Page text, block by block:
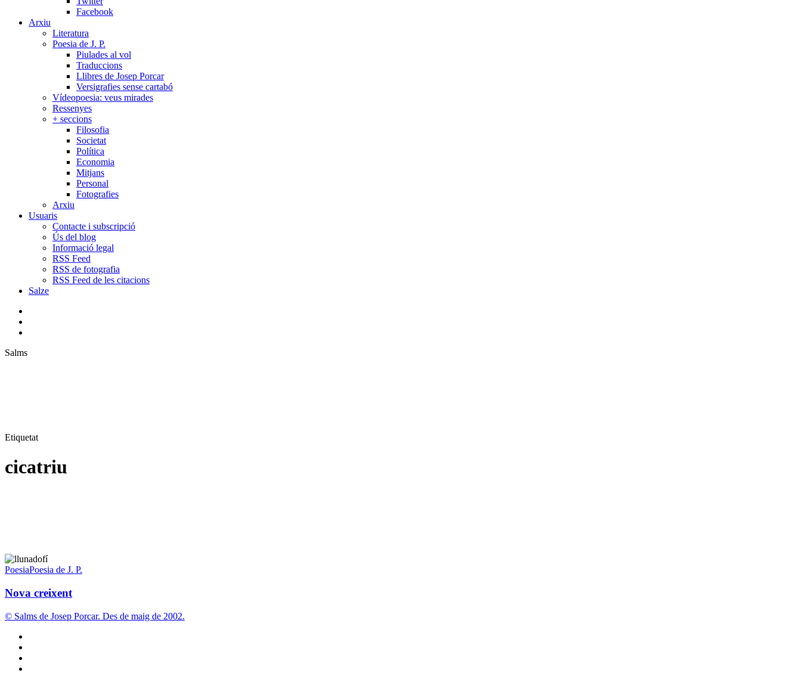
Facebook
Arxiu
Literatura
Poesia de J. P.
Piulades al vol
Traduccions
Llibres de Josep Porcar
Versigrafies sense cartabó
Vídeopoesia: veus mirades
Ressenyes
+ seccions
Filosofia
Societat
Política
Economia
Mitjans
Personal
Fotografies
Arxiu
Usuaris
Contacte i subscripció
Ús del blog
Informació legal
RSS Feed
RSS de fotografia
RSS Feed de les citacions
Salze
Salms
Etiquetat
cicatriu
Nova
creixent
PoesiaPoesia de J. P.
Nova creixent
© Salms de Josep Porcar. Des de maig de 2002.